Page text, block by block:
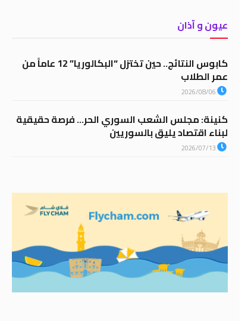
عيون و آذان
كابوس النتائج.. حين تختزل “البكالوريا” 12 عاماً من
عمر الطلاب
2026/08/06
كنينة: مجلس الشعب السوري الحر… فرصة حقيقية
لبناء اقتصاد يليق بالسوريين
2026/07/13